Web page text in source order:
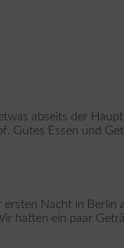
abseits der
Gutes Essen und
Nacht in Berlin
hatten ein paar